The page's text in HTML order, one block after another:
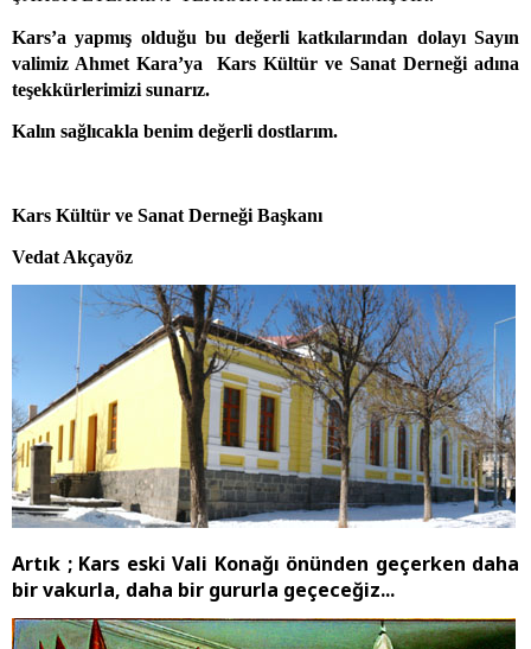
Kars’a yapmış olduğu bu değerli katkılarından dolayı Sayın
valimiz Ahmet Kara’ya
Kars Kültür ve Sanat Derneği adına
teşekkürlerimizi sunarız.
Kalın sağlıcakla benim değerli dostlarım.
Kars Kültür ve Sanat Derneği Başkanı
Vedat Akçayöz
Artık ; Kars eski Vali Konağı önünden geçerken daha
bir vakurla, daha bir gururla geçeceğiz...